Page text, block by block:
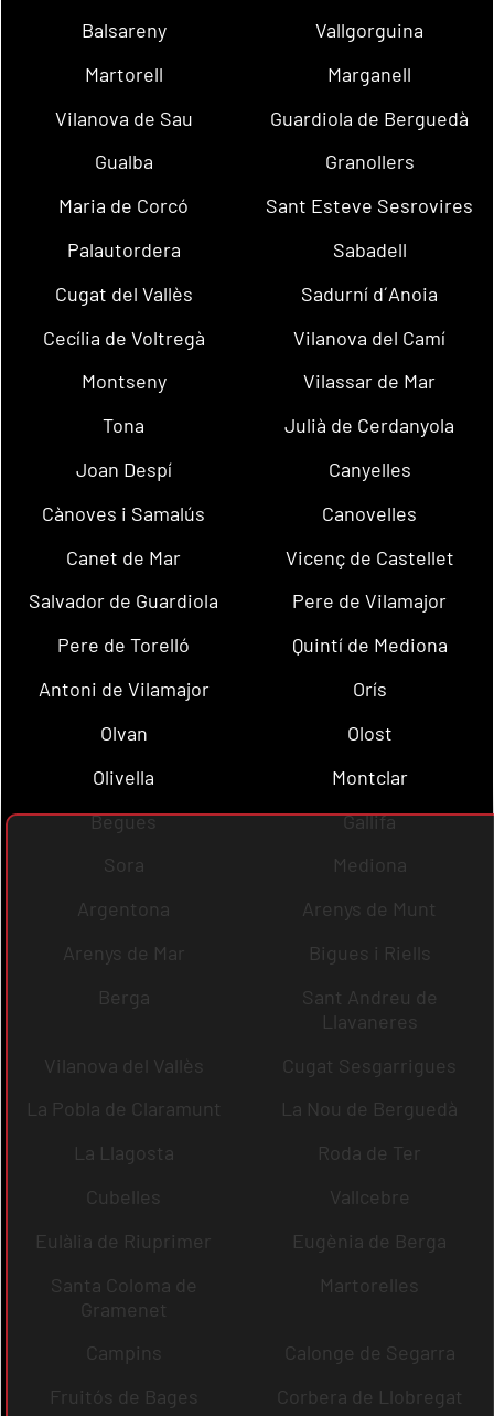
Balsareny
Vallgorguina
Martorell
Marganell
Vilanova de Sau
Guardiola de Berguedà
Gualba
Granollers
Maria de Corcó
Sant Esteve Sesrovires
Palautordera
Sabadell
Cugat del Vallès
Sadurní d´Anoia
Cecília de Voltregà
Vilanova del Camí
Montseny
Vilassar de Mar
Tona
Julià de Cerdanyola
Joan Despí
Canyelles
Cànoves i Samalús
Canovelles
Canet de Mar
Vicenç de Castellet
Salvador de Guardiola
Pere de Vilamajor
Pere de Torelló
Quintí de Mediona
Antoni de Vilamajor
Orís
Olvan
Olost
Olivella
Montclar
Begues
Gallifa
Sora
Mediona
Argentona
Arenys de Munt
Arenys de Mar
Bigues i Riells
Berga
Sant Andreu de
Llavaneres
Vilanova del Vallès
Cugat Sesgarrigues
La Pobla de Claramunt
La Nou de Berguedà
La Llagosta
Roda de Ter
Cubelles
Vallcebre
Eulàlia de Riuprimer
Eugènia de Berga
Santa Coloma de
Gramenet
Martorelles
Campins
Calonge de Segarra
Fruitós de Bages
Corbera de Llobregat